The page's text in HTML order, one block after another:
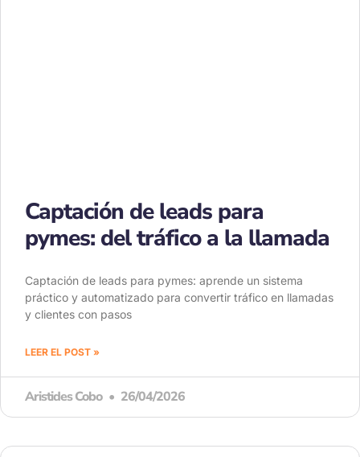
Captación de leads para
pymes: del tráfico a la llamada
Captación de leads para pymes: aprende un sistema
práctico y automatizado para convertir tráfico en llamadas
y clientes con pasos
LEER EL POST »
Aristides Cobo 26/04/2026